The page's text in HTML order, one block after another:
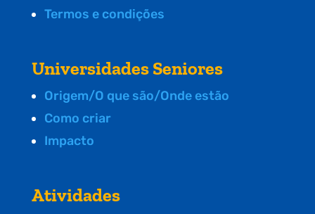
Termos e condições
Universidades Seniores
Origem/O que são/Onde estão
Como criar
Impacto
Atividades